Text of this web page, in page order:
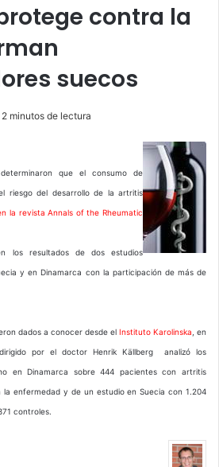
contra la
suecos
2 minutos de lectura
que el consumo de
riesgo del desarrollo de la artritis
la revista Annals of the Rheumatic
los resultados de dos estudios
y en Dinamarca con la participación de más de
dados a conocer desde el Instituto Karolinska , en
por el doctor Henrik Källberg analizó los
en Dinamarca sobre 444 pacientes con artritis
la enfermedad y de un estudio en Suecia con 1.204
controles.